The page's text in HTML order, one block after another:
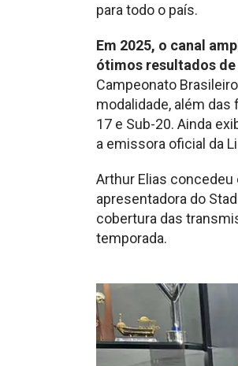
para todo o país.
Em 2025, o canal
ótimos resultados
Campeonato
modalidade, além
17 e Sub-20. Ainda
a emissora oficial da
Arthur Elias
apresentadora do
cobertura das
temporada.